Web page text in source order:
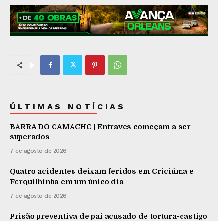
ÚLTIMAS NOTÍCIAS
BARRA DO CAMACHO | Entraves começam a ser
superados
7 de agosto de 2026
Quatro acidentes deixam feridos em Criciúma e
Forquilhinha em um único dia
7 de agosto de 2026
Prisão preventiva de pai acusado de tortura-castigo